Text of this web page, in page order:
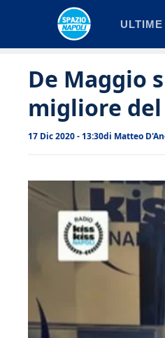
De Maggio
migliore
17 Dic 2020 - 13:30di Matteo